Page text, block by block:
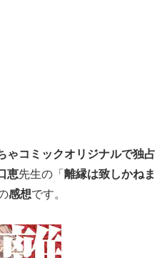
ゃコミックオリジナルで独占
恵先生の「 離縁は致しかねま
感想です。